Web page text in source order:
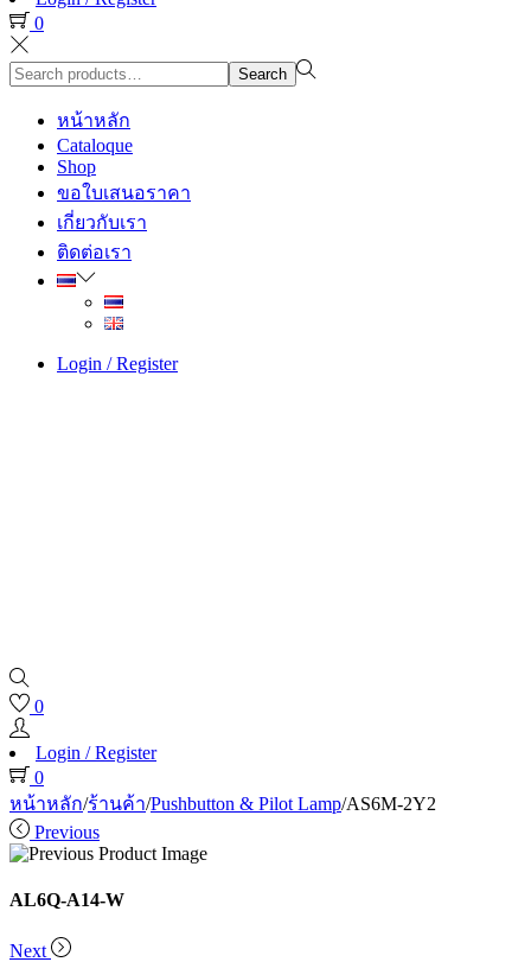
0
Search
for:>
Search
หน้าหลัก
Cataloque
Shop
ขอใบเสนอราคา
เกี่ยวกับเรา
ติดต่อเรา
Login / Register
0
Login / Register
0
หน้าหลัก/ร้านค้า/Pushbutton & Pilot Lamp/AS6M-2Y2
Previous
AL6Q-A14-W
Next